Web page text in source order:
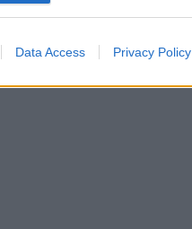
Data Access Privacy Policy